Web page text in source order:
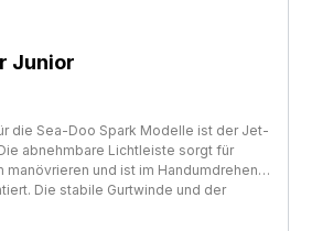
Junior
die Sea-Doo Spark Modelle ist der Jet-
abnehmbare Lichtleiste sorgt für
manövrieren und ist im Handumdrehen
Die stabile Gurtwinde und der